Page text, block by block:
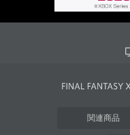
関連商品